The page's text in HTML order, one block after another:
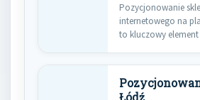
Pozycjonowanie
internetowego na
to kluczowy
Łódź